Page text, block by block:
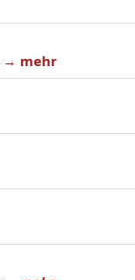
→ mehr